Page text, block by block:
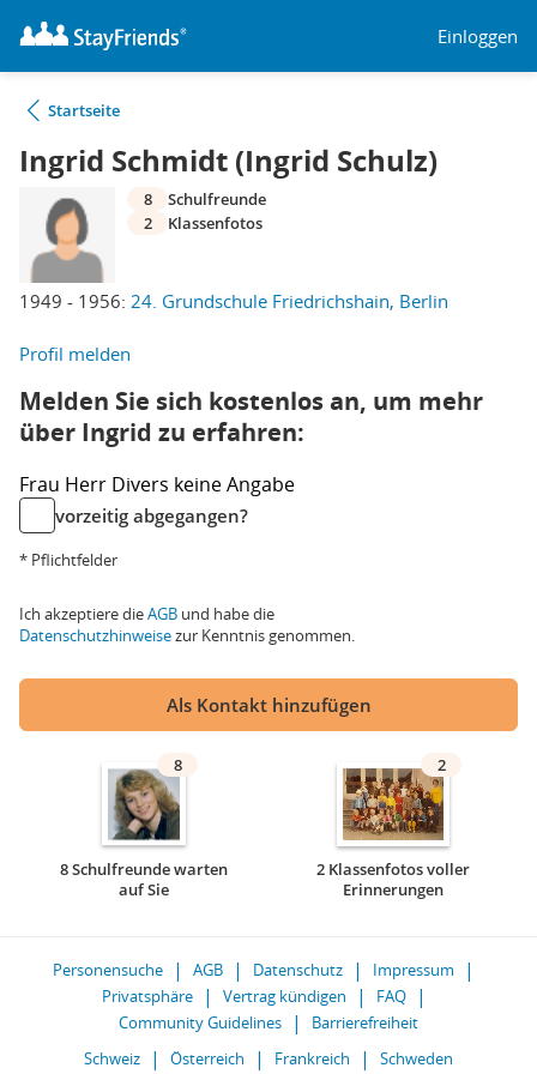
Einloggen
Startseite
Ingrid Schmidt (Ingrid Schulz)
1949 - 1956: 24. Grundschule Friedrichshain, Berlin
8
Schulfreunde
2
Klassenfotos
Profil melden
Melden Sie sich kostenlos an, um mehr
über Ingrid zu erfahren:
Frau Herr Divers keine Angabe
vorzeitig abgegangen?
* Pflichtfelder
Ich akzeptiere dieAGB und habe die
Datenschutzhinweisezur Kenntnis genommen.
Als Kontakt hinzufügen
8
8 Schulfreunde warten
auf Sie
2
2 Klassenfotos voller
Erinnerungen
Personensuche AGB Datenschutz
Impressum
Privatsphäre
Vertrag kündigen
FAQ
Community Guidelines
Barrierefreiheit
Schweiz
Österreich Frankreich Schweden